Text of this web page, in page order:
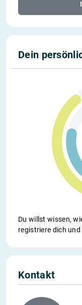
Dein
Du willst wissen,
registriere dich
Kontakt